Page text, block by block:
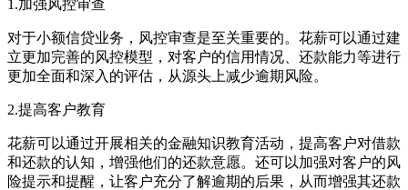
1.加强风控审查
对于小额信贷业务，风控审查是至关重要的。花薪可以通过建
立更加完善的风控模型，对客户的信用情况、还款能力等进行
更加全面和深入的评估，从源头上减少逾期风险。
2.提高客户教育
花薪可以通过开展相关的金融知识教育活动，提高客户对借款
和还款的认知，增强他们的还款意愿。还可以加强对客户的风
险提示和提醒，让客户充分了解逾期的后果，从而增强其还款